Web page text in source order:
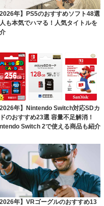
2026年】PS5のおすすめソフト48選
も本気でハマる！人気タイトルを
2026年】Nintendo Switch対応SDカ
のおすすめ23選 容量不足解消！
Switch 2で使える商品も紹介
2026年】VRゴーグルのおすすめ13